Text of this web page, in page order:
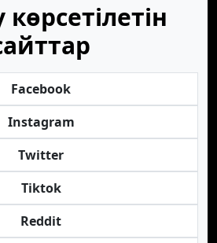
Facebook
Instagram
Twitter
Tiktok
Reddit